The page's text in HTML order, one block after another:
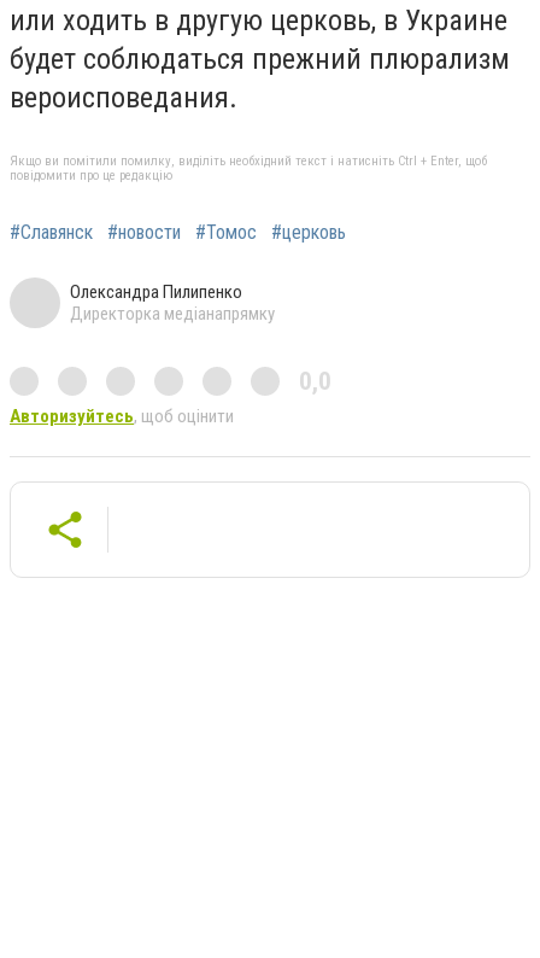
или ходить в другую церковь, в Украине
будет соблюдаться прежний плюрализм
вероисповедания.
Якщо ви помітили помилку, виділіть необхідний текст і натисніть Ctrl + Enter, щоб
повідомити про це редакцію
#Славянск #новости #Томос #церковь
Олександра Пилипенко
Директорка медіанапрямку
0,0
Авторизуйтесь, щоб оцінити